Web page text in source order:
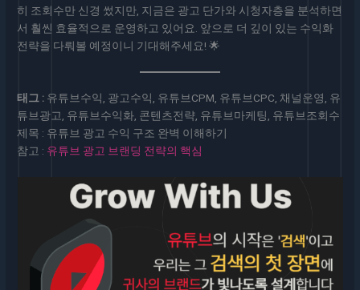
히 조회수만 신경 썼지만, 지금은 광고 단가와 시청자층을 분석하면
서 훨씬 효율적으로 운영하고 있어요. 앞으로 더 깊이 있는 수익화
전략을 다뤄볼 예정이니 기대해주세요! 🌟
태그 : 유튜브수익, 광고수익, 유튜브CPM, 유튜브CPC, 채널운영, 유
튜브광고, 유튜브수익화, 콘텐츠전략, 유튜브마케팅, 유튜브조회수
제목 : 유튜브 광고 수익 구조 완벽 이해하기
참고 : 유튜브 광고 브랜딩 전략의 핵심